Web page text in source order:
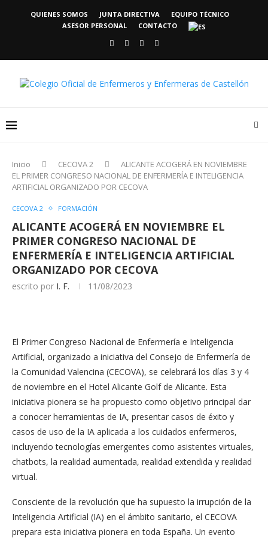
QUIENES SOMOS JUNTA DIRECTIVA
EQUIPO TÉCNICO
ASESOR PERSONAL
CONTACTO
Inicio CECOVA 2
ALICANTE ACOGERÁ EN NOVIEMBRE
EL PRIMER CONGRESO NACIONAL DE ENFERMERÍA E INTELIGENCIA
ARTIFICIAL ORGANIZADO POR CECOVA
CECOVA 2 FORMACIÓN
ALICANTE ACOGERÁ EN NOVIEMBRE EL
PRIMER CONGRESO NACIONAL DE
ENFERMERÍA E INTELIGENCIA ARTIFICIAL
ORGANIZADO POR CECOVA
escrito por I. F. 11/08/2023
El Primer Congreso Nacional de Enfermería e Inteligencia
Artificial, organizado a iniciativa del Consejo de Enfermería de
la Comunidad Valencina (CECOVA), se celebrará los días 3 y 4
de noviembre en el Hotel Alicante Golf de Alicante. Esta
iniciativa pionera se ha propuesto como objetivo principal dar
a conocer herramientas de IA, presentar casos de éxito y
casos de uso de la IA aplicada a los cuidados enfermeros,
incluyendo tecnologías emergentes como asistentes virtuales,
chatbots, la realidad aumentada, realidad extendida y realidad
virtual.
Consciente de la revolución que ha supuesto la irrupción de la
Inteligencia Artificial (IA) en el ámbito sanitario, el CECOVA
prepara esta iniciativa pionera en toda España. Un evento